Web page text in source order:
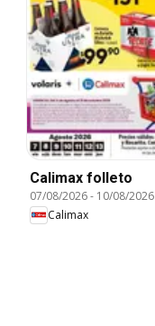
Calimax folleto
07/08/2026- 10/08/2026
Calimax